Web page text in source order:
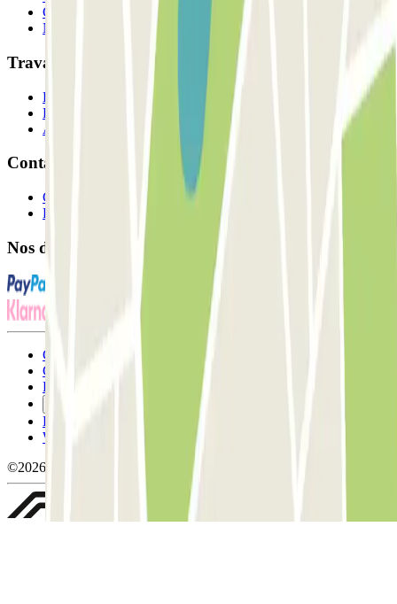
Comment ça marche?
Nos parkings
Travaillons ensemble?
Professionnels
Fournisseur de parking
Affiliés
Contact
Contactez-nous
FAQ
Nos différents modes de paiement:
Conditions générales d'utilisation et contrat
Conditions d'annulation
Politique relative aux cookies
Politique de confidentialité
Whistleblowing
©2026 Parclick. Tous droits réservés